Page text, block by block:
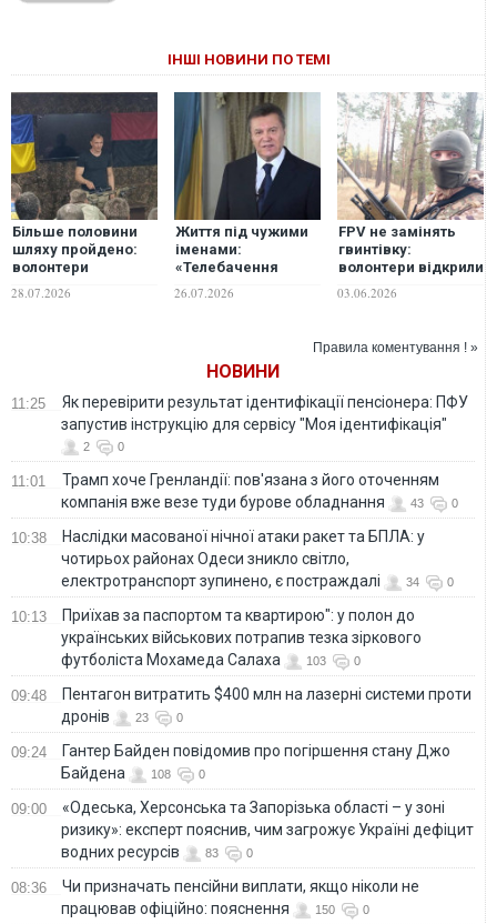
ІНШІ НОВИНИ ПО ТЕМІ
Більше половини
шляху пройдено:
волонтери
долучитися всіх до
28.07.2026
Життя під чужими
іменами:
«Телебачення
деталі життя
26.07.2026
FPV не замінять
гвинтівку:
волонтери відкрили
школи
03.06.2026
Правила коментування ! »
НОВИНИ
11:25
Як перевірити результат ідентифікації пенсіонера: ПФУ
запустив інструкцію для сервісу "Моя ідентифікація"
2 0
11:01
Трамп хоче Гренландії: пов'язана з його оточенням
компанія вже везе туди бурове обладнання
43 0
10:38
Наслідки масованої нічної атаки ракет та БПЛА: у
чотирьох районах Одеси зникло світло,
електротранспорт зупинено, є постраждалі
34 0
10:13
Приїхав за паспортом та квартирою": у полон до
українських військових потрапив тезка зіркового
футболіста Мохамеда Салаха
103 0
09:48
Пентагон витратить $400 млн на лазерні системи проти
дронів
23 0
09:24
Гантер Байден повідомив про погіршення стану Джо
Байдена
108 0
09:00
«Одеська, Херсонська та Запорізька області – у зоні
ризику»: експерт пояснив, чим загрожує Україні дефіцит
водних ресурсів
83 0
08:36
Чи призначать пенсійни виплати, якщо ніколи не
працював офіційно: пояснення
150 0